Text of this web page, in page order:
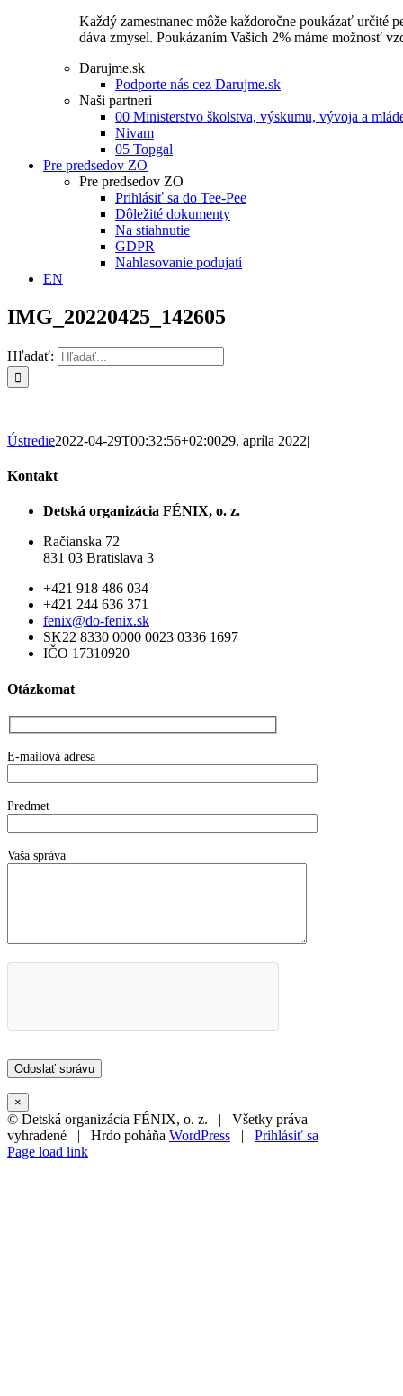
Každý zamestnanec môže každoročne poukázať určité
dáva zmysel. Poukázaním Vašich 2% máme možnosť
Darujme.sk
Podporte nás cez Darujme.sk
Naši partneri
00 Ministerstvo školstva, výskumu, vývoja a
Nivam
05 Topgal
Pre predsedov ZO
Pre predsedov ZO
Prihlásiť sa do Tee-Pee
Dôležité dokumenty
Na stiahnutie
GDPR
Nahlasovanie podujatí
EN
IMG_20220425_142605
Hľadať:
Ústredie2022-04-29T00:32:56+02:0029. apríla 2022|
Kontakt
Detská organizácia FÉNIX, o. z.
Račianska 72
831 03 Bratislava 3
+421 918 486 034
+421 244 636 371
fenix@do-fenix.sk
SK22 8330 0000 0023 0336 1697
IČO 17310920
Otázkomat
E-mailová adresa
Predmet
Vaša správa
×
© Detská organizácia FÉNIX, o. z. | Všetky práva
vyhradené | Hrdo poháňa WordPress
Prihlásiť sa
Page load link